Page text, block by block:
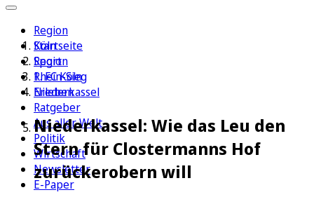
Region
Köln
Sport
1. FC Köln
Erleben
Ratgeber
Aus aller Welt
Politik
Wirtschaft
Newsletter
E-Paper
Startseite
Region
Rhein-Sieg
Niederkassel
Niederkassel: Wie das Leu den
Stern für Clostermanns Hof
zurückerobern will